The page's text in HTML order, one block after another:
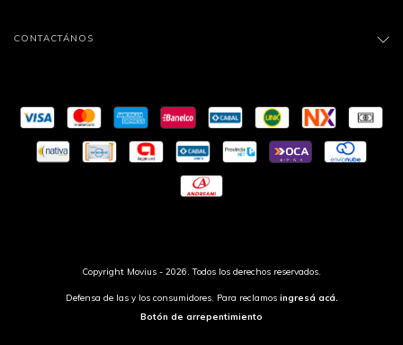
CONTACTÁNOS
Copyright Movius - 2026. Todos los derechos reservados.
Defensa de las y los consumidores. Para reclamos ingresá acá.
Botón de arrepentimiento